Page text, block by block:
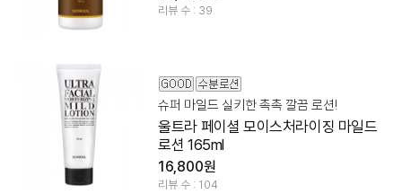
리뷰 수 : 39
슈퍼 마일드 실키한 촉촉 깔끔 로션!
울트라 페이셜 모이스처라이징 마일드
로션 165ml
16,800원
리뷰 수 : 104